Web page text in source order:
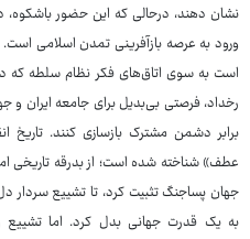
نشان دهند، درحالی که این حضور
ورود به عرصه بازآفرینی تمدن اسلامی
است به سوی اتاق‌های فکر نظام سلطه که
رخداد، فرصتی بی‌بدیل برای جامعه ایران
برابر دشمن مشترک بازسازی کنند. تاریخ
جهان پساجنگ تثبیت کرد، تا تشییع سردار